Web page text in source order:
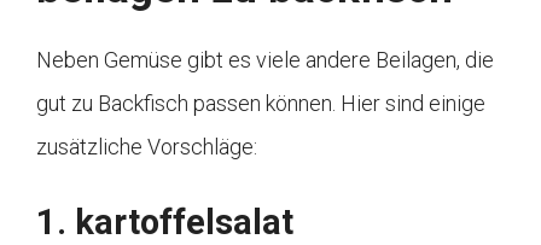
Neben Gemüse gibt es viele andere Beilagen, die
gut zu Backfisch passen können. Hier sind einige
zusätzliche Vorschläge:
1. kartoffelsalat